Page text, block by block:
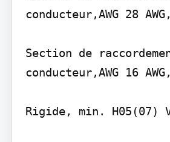
conducteur,AWG 28
Section de
conducteur,AWG 16
Rigide, min. H05(07)